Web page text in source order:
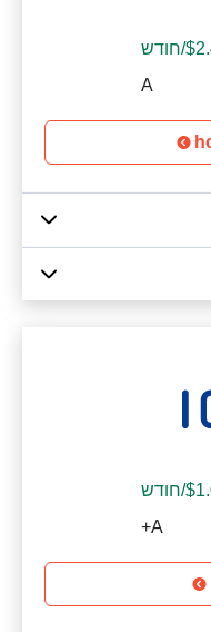
$/חודש
A
$/חודש
A+